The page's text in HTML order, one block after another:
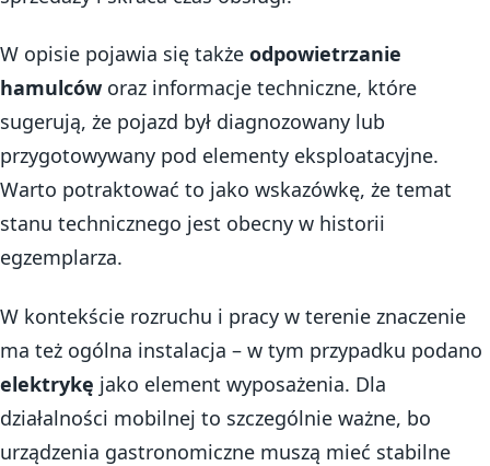
W opisie pojawia się także odpowietrzanie
hamulców oraz informacje techniczne, które
sugerują, że pojazd był diagnozowany lub
przygotowywany pod elementy eksploatacyjne.
Warto potraktować to jako wskazówkę, że temat
stanu technicznego jest obecny w historii
egzemplarza.
W kontekście rozruchu i pracy w terenie znaczenie
ma też ogólna instalacja – w tym przypadku podano
elektrykę jako element wyposażenia. Dla
działalności mobilnej to szczególnie ważne, bo
urządzenia gastronomiczne muszą mieć stabilne